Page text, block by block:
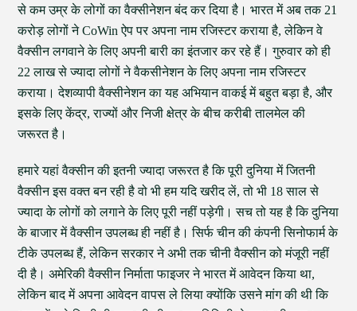
से कम उम्र के लोगों का वैक्सीनेशन बंद कर दिया है। भारत में अब तक 21
करोड़ लोगों ने CoWin ऐप पर अपना नाम रजिस्टर कराया है, लेकिन वे
वैक्सीन लगवाने के लिए अपनी बारी का इंतजार कर रहे हैं। गुरुवार को ही
22 लाख से ज्यादा लोगों ने वैकसीनेशन के लिए अपना नाम रजिस्टर
कराया। देशव्यापी वैक्सीनेशन का यह अभियान वाकई में बहुत बड़ा है, और
इसके लिए केंद्र, राज्यों और निजी क्षेत्र के बीच करीबी तालमेल की
जरूरत है।
हमारे यहां वैक्सीन की इतनी ज्यादा जरूरत है कि पूरी दुनिया में जितनी
वैक्सीन इस वक्त बन रही है वो भी हम यदि खरीद लें, तो भी 18 साल से
ज्यादा के लोगों को लगाने के लिए पूरी नहीं पड़ेगी। सच तो यह है कि दुनिया
के बाजार में वैक्सीन उपलब्ध ही नहीं है। सिर्फ चीन की कंपनी सिनोफार्म के
टीके उपलब्ध हैं, लेकिन सरकार ने अभी तक चीनी वैक्सीन को मंजूरी नहीं
दी है। अमेरिकी वैक्सीन निर्माता फाइजर ने भारत में आवेदन किया था,
लेकिन बाद में अपना आवेदन वापस ले लिया क्योंकि उसने मांग की थी कि